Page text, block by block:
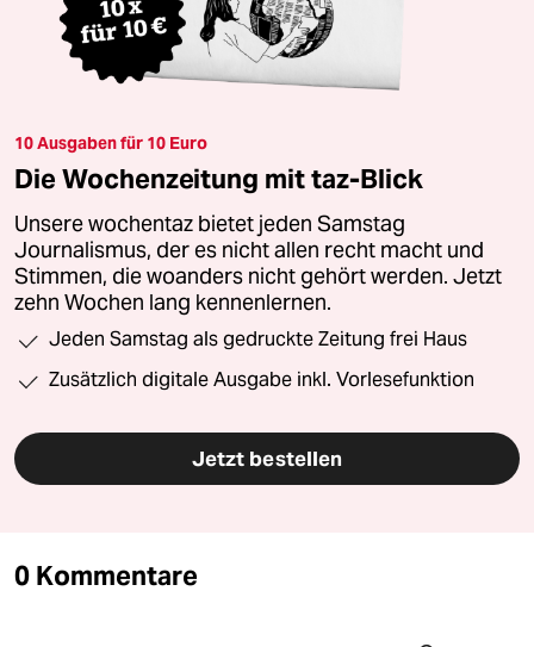
10 Ausgaben für 10 Euro
Die Wochenzeitung mit taz-Blick
Unsere wochentaz bietet jeden Samstag
Journalismus, der es nicht allen recht macht und
Stimmen, die woanders nicht gehört werden. Jetzt
zehn Wochen lang kennenlernen.
Jeden Samstag als gedruckte Zeitung frei Haus
Zusätzlich digitale Ausgabe inkl. Vorlesefunktion
Jetzt bestellen
0 Kommentare